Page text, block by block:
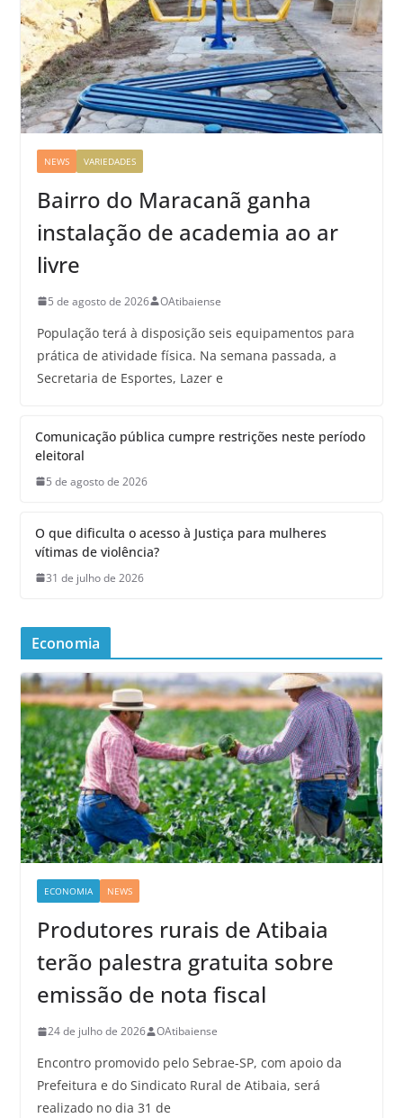
NEWS VARIEDADES
Bairro do Maracanã ganha
instalação de academia ao ar
livre
5 de agosto de 2026 OAtibaiense
População terá à disposição seis equipamentos para
prática de atividade física. Na semana passada, a
Secretaria de Esportes, Lazer e
Comunicação pública cumpre restrições neste período
eleitoral
5 de agosto de 2026
O que dificulta o acesso à Justiça para mulheres
vítimas de violência?
31 de julho de 2026
Economia
ECONOMIA NEWS
Produtores rurais de Atibaia
terão palestra gratuita sobre
emissão de nota fiscal
24 de julho de 2026 OAtibaiense
Encontro promovido pelo Sebrae-SP, com apoio da
Prefeitura e do Sindicato Rural de Atibaia, será
realizado no dia 31 de